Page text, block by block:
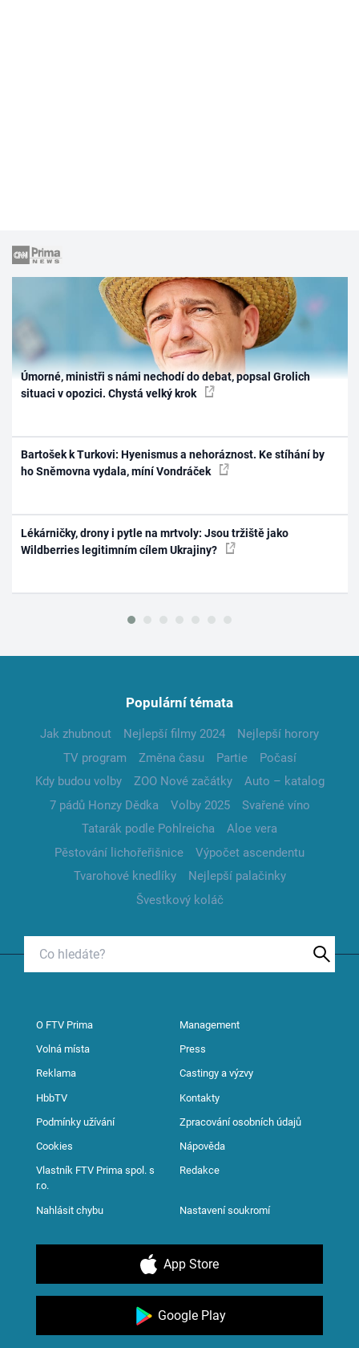
Úmorné, ministři s námi nechodí do debat, popsal Grolich
situaci v opozici. Chystá velký krok
Bartošek k Turkovi: Hyenismus a nehoráznost. Ke stíhání by
ho Sněmovna vydala, míní Vondráček
Lékárničky, drony i pytle na mrtvoly: Jsou tržiště jako
Wildberries legitimním cílem Ukrajiny?
Populární témata
Jak zhubnout Nejlepší filmy 2024
Nejlepší horory
TV program
Změna času Partie
Počasí
Kdy budou volby
ZOO Nové začátky
Auto – katalog
7 pádů Honzy Dědka
Volby 2025
Svařené víno
Tatarák podle Pohlreicha
Aloe vera
Pěstování lichořeřišnice
Výpočet ascendentu
Tvarohové knedlíky
Nejlepší palačinky
Švestkový koláč
O FTV Prima Management
Volná místa Press
Reklama Castingy a výzvy
HbbTV Kontakty
Podmínky užívání Zpracování osobních údajů
Cookies Nápověda
Vlastník FTV Prima spol. s
r.o.
Redakce
Nahlásit chybu Nastavení soukromí
App Store
Google Play